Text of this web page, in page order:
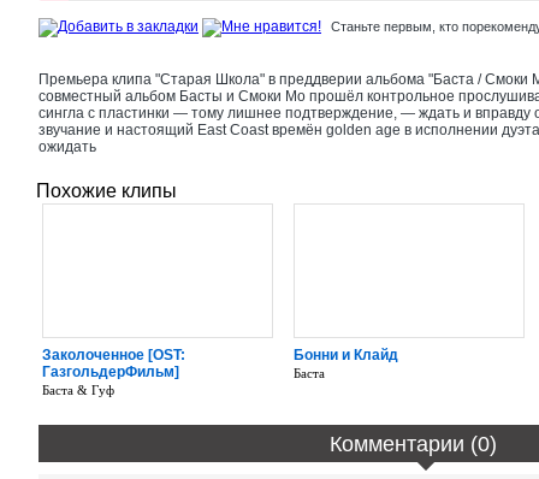
Станьте первым, кто
Премьера клипа "Старая Школа" в преддверии альбома "Баста / Смоки
совместный альбом Басты и Смоки Мо прошёл контрольное
сингла с пластинки — тому лишнее подтверждение, — ждать и вправду
звучание и настоящий East Coast времён golden age в исполнении
ожидать
Похожие клипы
Заколоченное [OST:
ГазгольдерФильм]
Баста & Гуф
Бонни и Клайд
Баста
Комментарии (0)